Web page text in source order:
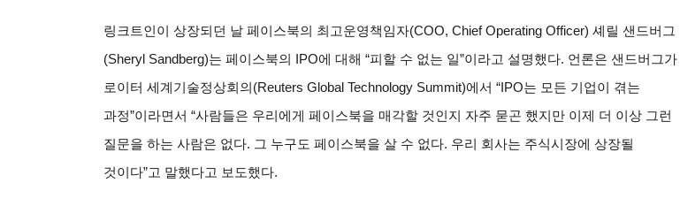
링크트인이 상장되던 날 페이스북의 최고운영책임자(COO, Chief Operating Officer) 셰릴 샌드버그
(Sheryl Sandberg)는 페이스북의 IPO에 대해 “피할 수 없는 일”이라고 설명했다. 언론은 샌드버그가
로이터 세계기술정상회의(Reuters Global Technology Summit)에서 “IPO는 모든 기업이 겪는
과정”이라면서 “사람들은 우리에게 페이스북을 매각할 것인지 자주 묻곤 했지만 이제 더 이상 그런
질문을 하는 사람은 없다. 그 누구도 페이스북을 살 수 없다. 우리 회사는 주식시장에 상장될
것이다”고 말했다고 보도했다.